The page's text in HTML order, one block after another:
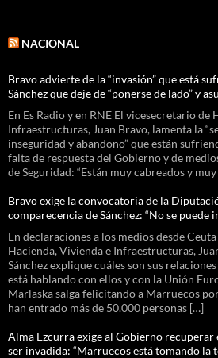
NACIONAL
Bravo advierte de la “invasión” que está
Sánchez que deje de “ponerse de lado” y
En Es Radio y en RNE El vicesecretario de
Infraestructuras, Juan Bravo, lamenta la
inseguridad y abandono” que están
falta de respuesta del Gobierno y de
de Seguridad: “Están muy cabreados y
Bravo exige la convocatoria de la
comparecencia de Sánchez: “No se puede
En declaraciones a los medios desde
Hacienda, Vivienda e Infraestructuras,
Sánchez explique cuáles son sus
está hablando con ellos y con la Unión
Marlaska salga felicitando a Marruecos
han entrado más de 50.000 personas […]
Alma Ezcurra exige al Gobierno
ser invadida: “Marruecos está tomando la